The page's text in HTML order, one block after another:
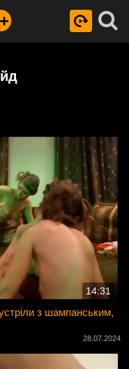
14:31
з шампанським,
28.07.2024